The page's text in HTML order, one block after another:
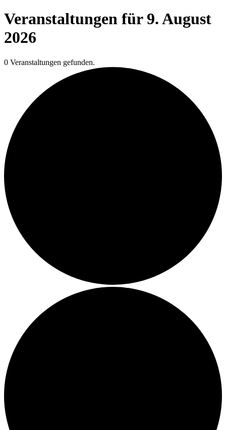
Veranstaltungen für 9. August
2026
0 Veranstaltungen gefunden.